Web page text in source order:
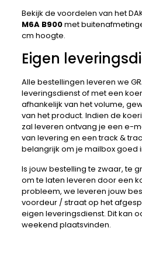
Bekijk de voordelen van het
M6A B900met
cm hoogte.
Eigen
Alle bestellingen leveren we
leveringsdienst of met een
afhankelijk van het volume,
van het product. Indien de
zal leveren ontvang je een e-
van levering en een track &
belangrijk om je mailbox goed
Is jouw bestelling te zwaar, te
om te laten leveren door een
probleem, we leveren jouw
voordeur / straat op het
eigen leveringsdienst. Dit kan
weekend plaatsvinden.